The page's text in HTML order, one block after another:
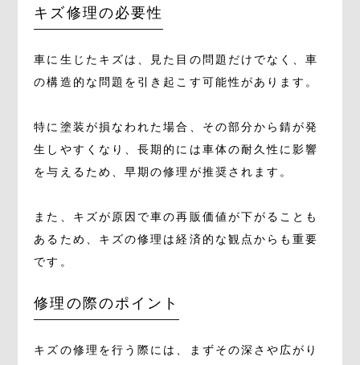
キズ修理の必要性
車に生じたキズは、見た目の問題だけでなく、車
の構造的な問題を引き起こす可能性があります。
特に塗装が損なわれた場合、その部分から錆が発
生しやすくなり、長期的には車体の耐久性に影響
を与えるため、早期の修理が推奨されます。
また、キズが原因で車の再販価値が下がることも
あるため、キズの修理は経済的な観点からも重要
です。
修理の際のポイント
キズの修理を行う際には、まずその深さや広がり